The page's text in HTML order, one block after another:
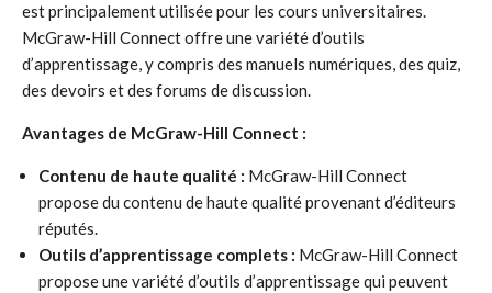
est principalement utilisée pour les cours universitaires.
McGraw-Hill Connect offre une variété d’outils
d’apprentissage, y compris des manuels numériques, des quiz,
des devoirs et des forums de discussion.
Avantages de McGraw-Hill Connect :
Contenu de haute qualité : McGraw-Hill Connect
propose du contenu de haute qualité provenant d’éditeurs
réputés.
Outils d’apprentissage complets : McGraw-Hill Connect
propose une variété d’outils d’apprentissage qui peuvent